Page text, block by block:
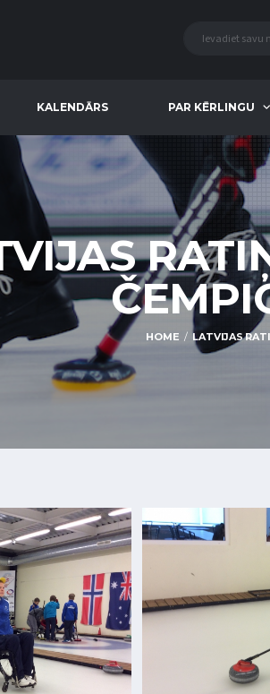
KALENDĀRS PAR KĒRLINGU
HOME LATVIJAS